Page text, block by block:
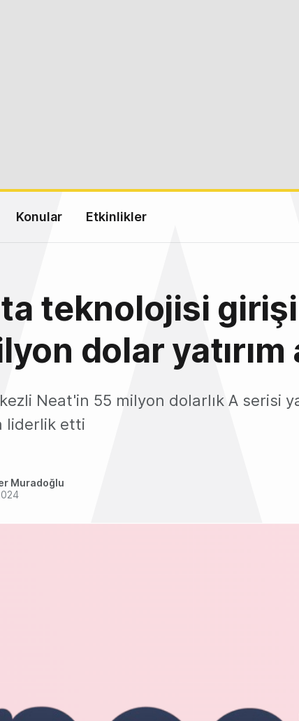
Konular Etkinlikler
teknolojisi
dolar yatırım
Neat'in 55 milyon dolarlık A serisi
liderlik etti
Muradoğlu